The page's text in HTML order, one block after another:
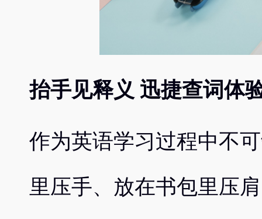
抬手见释义 迅捷查词体
作为英语学习过程中不
里压手、放在书包里压